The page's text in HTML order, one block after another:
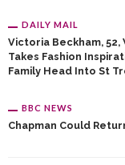
DAILY MAIL
Victoria Beckham, 52,
Takes Fashion
Family Head Into St
BBC NEWS
Chapman Could